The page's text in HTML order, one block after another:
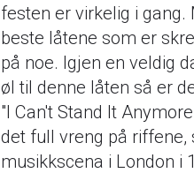
festen er virkelig i
beste låtene som er
på noe. Igjen en veldig
øl til denne låten så er
"I Can't Stand It
det full vreng på
musikkscena i London i